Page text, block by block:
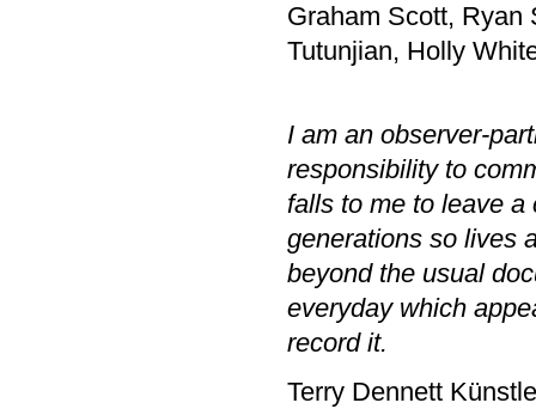
Graham Scott, Ryan
Tutunjian, Holly
I am an observer-
responsibility to
falls to me to leave a
generations so lives
beyond the usual
everyday which
record it.
Terry Dennett